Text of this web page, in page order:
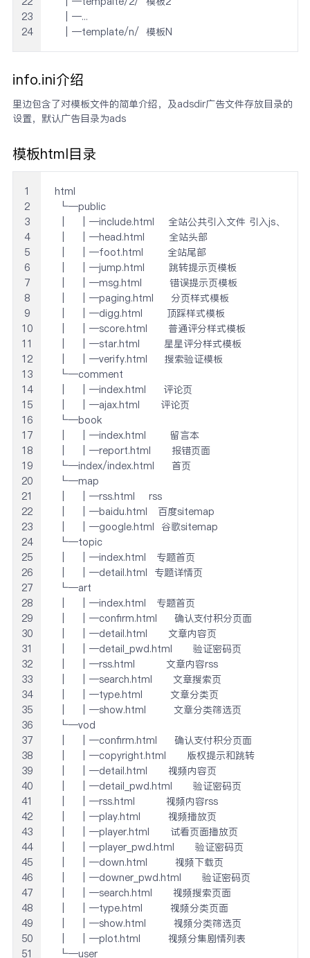
  │─...
  │─template/n/  模板N
23
24
info.ini介绍
里边包含了对模板文件的简单介绍，及adsdir广告文件存放目录的
设置，默认广告目录为ads
模板html目录
html
└─public
│   │─include.html    全站公共引入文件 引入js、css样
│   │─head.html       全站头部
│   │─foot.html       全站尾部
│   │─jump.html       跳转提示页模板
│   │─msg.html        错误提示页模板
│   │─paging.html     分页样式模板
│   │─digg.html       顶踩样式模板
│   │─score.html      普通评分样式模板
│   │─star.html       星星评分样式模板
│   │─verify.html     搜索验证模板
└─comment
│   │─index.html     评论页
│   │─ajax.html      评论页
└─book
│   │─index.html       留言本
│   │─report.html      报错页面
└─index/index.html     首页
└─map
│   │─rss.html    rss
│   │─baidu.html   百度sitemap
│   │─google.html  谷歌sitemap
└─topic
│   │─index.html   专题首页
│   │─detail.html  专题详情页
└─art
│   │─index.html   专题首页
│   │─confirm.html     确认支付积分页面
│   │─detail.html      文章内容页
│   │─detail_pwd.html      验证密码页
│   │─rss.html         文章内容rss
│   │─search.html      文章搜索页
│   │─type.html        文章分类页
│   │─show.html        文章分类筛选页
└─vod
│   │─confirm.html     确认支付积分页面
│   │─copyright.html      版权提示和跳转
│   │─detail.html      视频内容页
│   │─detail_pwd.html      验证密码页
│   │─rss.html         视频内容rss
│   │─play.html        视频播放页
│   │─player.html      试看页面播放页
│   │─player_pwd.html      验证密码页
│   │─down.html        视频下载页
│   │─downer_pwd.html      验证密码页
│   │─search.html      视频搜索页面
│   │─type.html        视频分类页面
│   │─show.html        视频分类筛选页
│   │─plot.html        视频分集剧情列表
└─user
1
2
3
4
5
6
7
8
9
10
11
12
13
14
15
16
17
18
19
20
21
22
23
24
25
26
27
28
29
30
31
32
33
34
35
36
37
38
39
40
41
42
43
44
45
46
47
48
49
50
51